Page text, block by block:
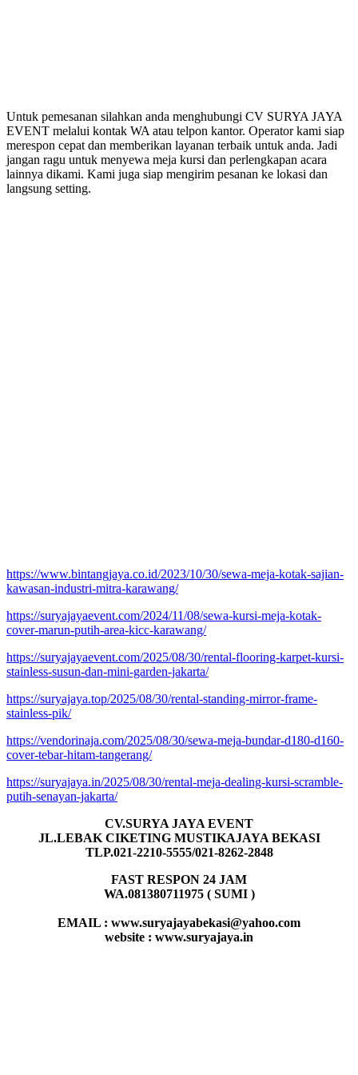
Untuk pemesanan silahkan anda menghubungi CV SURYA JAYA
EVENT melalui kontak WA atau telpon kantor. Operator kami siap
merespon cepat dan memberikan layanan terbaik untuk anda. Jadi
jangan ragu untuk menyewa meja kursi dan perlengkapan acara
lainnya dikami. Kami juga siap mengirim pesanan ke lokasi dan
langsung setting.
https://www.bintangjaya.co.id/2023/10/30/sewa-meja-kotak-sajian-
kawasan-industri-mitra-karawang/
https://suryajayaevent.com/2024/11/08/sewa-kursi-meja-kotak-
cover-marun-putih-area-kicc-karawang/
https://suryajayaevent.com/2025/08/30/rental-flooring-karpet-kursi-
stainless-susun-dan-mini-garden-jakarta/
https://suryajaya.top/2025/08/30/rental-standing-mirror-frame-
stainless-pik/
https://vendorinaja.com/2025/08/30/sewa-meja-bundar-d180-d160-
cover-tebar-hitam-tangerang/
https://suryajaya.in/2025/08/30/rental-meja-dealing-kursi-scramble-
putih-senayan-jakarta/
CV.SURYA JAYA EVENT
JL.LEBAK CIKETING MUSTIKAJAYA BEKASI
TLP.021-2210-5555/021-8262-2848
FAST RESPON 24 JAM
WA.081380711975 ( SUMI )
EMAIL : www.suryajayabekasi@yahoo.com
website : www.suryajaya.in